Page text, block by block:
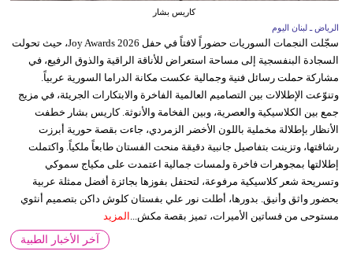
كاريس بشار
الرياض ـ لبنان اليوم
سجّلت النجمات السوريات حضوراً لافتاً في حفل Joy Awards 2026، حيث تحولت
السجادة البنفسجية إلى مساحة استعراض للأناقة الراقية والذوق الرفيع، في
مشاركة حملت رسائل فنية وجمالية عكست مكانة الدراما السورية عربياً.
وتنوّعت الإطلالات بين التصاميم العالمية الفاخرة والابتكارات الجريئة، في مزيج
جمع بين الكلاسيكية والعصرية، وبين الفخامة والأنوثة. كاريس بشار خطفت
الأنظار بإطلالة مخملية باللون الأخضر الزمردي، جاءت بقصة حورية أبرزت
رشاقتها، وتزينت بتفاصيل جانبية دقيقة منحت الفستان طابعاً ملكياً. واكتملت
إطلالتها بمجوهرات فاخرة ولمسات جمالية اعتمدت على مكياج سموكي
وتسريحة شعر كلاسيكية مرفوعة، لتحتفل بفوزها بجائزة أفضل ممثلة عربية
بحضور واثق وأنيق. بدورها، أطلت نور علي بفستان كلوش داكن بتصميم أنثوي
مستوحى من فساتين الأميرات، تميز بقصة مكش... المزيد
آخر الأخبار الطبية